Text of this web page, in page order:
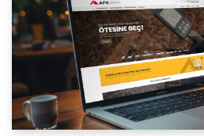
Web Mail Arayüzü
için Tıklayınız